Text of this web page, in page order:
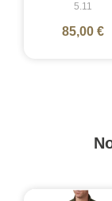
5.11
85,00 €